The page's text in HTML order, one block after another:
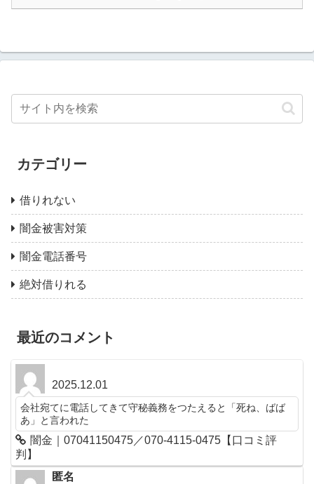
カテゴリー
借りれない
闇金被害対策
闇金電話番号
絶対借りれる
最近のコメント
2025.12.01
会社宛てに電話してきて守秘義務をつたえると「死ね、ばば
あ」と言われた
闇金｜07041150475／070-4115-0475【口コミ評
判】
匿名